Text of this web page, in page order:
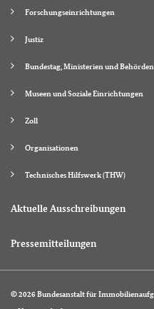
Forschungseinrichtungen
Justiz
Bundestag, Ministerien und Behörden
Museen und Soziale Einrichtungen
Zoll
Organisationen
Technisches Hilfswerk (THW)
Aktuelle Ausschreibungen
Pressemitteilungen
© 2026 Bundesanstalt für